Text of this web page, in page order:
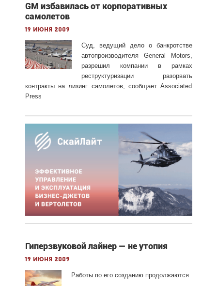
GM избавилась от корпоративных
самолетов
19 июня 2009
Суд, ведущий дело о банкротстве
автопроизводителя General Motors,
разрешил компании в рамках
реструктуризации разорвать
контракты на лизинг самолетов, сообщает Associated
Press
Гиперзвуковой лайнер — не утопия
19 июня 2009
Работы по его созданию продолжаются